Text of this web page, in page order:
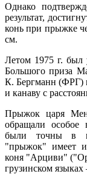
Однако
результат,
конь при прыжке
см.
Летом 1975 г. был
Большого приза
К. Бергманн (ФРГ)
и канаву с
Прыжок царя
обращали особое
были точны в
"прыжок" имеет
коня "Арциви"
грузинском